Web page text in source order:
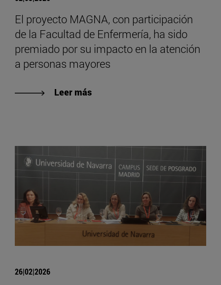
El proyecto MAGNA, con participación
de la Facultad de Enfermería, ha sido
premiado por su impacto en la atención
a personas mayores
Leer más
26|02|2026